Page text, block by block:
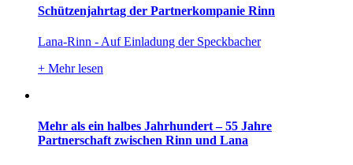
Schützenjahrtag der Partnerkompanie Rinn
Lana-Rinn - Auf Einladung der Speckbacher
+ Mehr lesen
Mehr als ein halbes Jahrhundert – 55 Jahre
Partnerschaft zwischen Rinn und Lana